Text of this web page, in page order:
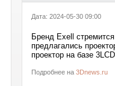
Дата: 2024-05-30 09:00
Бренд Exell
предлагались
проектор на базе
Подробнее на 3Dnews.ru